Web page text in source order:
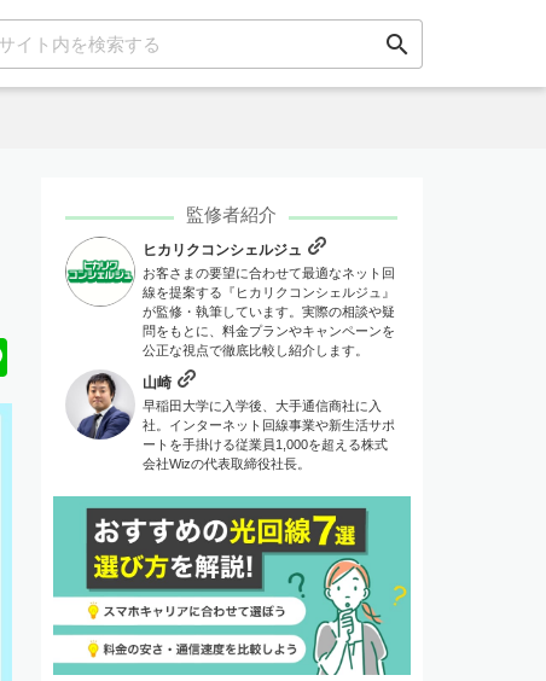
search
監修者紹介
ヒカリクコンシェルジュ
お客さまの要望に合わせて最適なネット回
線を提案する『ヒカリクコンシェルジュ』
が監修・執筆しています。実際の相談や疑
問をもとに、料金プランやキャンペーンを
公正な視点で徹底比較し紹介します。
山崎
早稲田大学に入学後、大手通信商社に入
社。インターネット回線事業や新生活サポ
ートを手掛ける従業員1,000を超える株式
会社Wizの代表取締役社長。